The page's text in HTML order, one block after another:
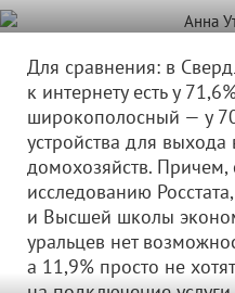
Для сравнения: в
к интернету есть у
широкополосный — у
устройства для выхода
домохозяйств.
исследованию
и Высшей школы
уральцев нет
а 11,9% просто не